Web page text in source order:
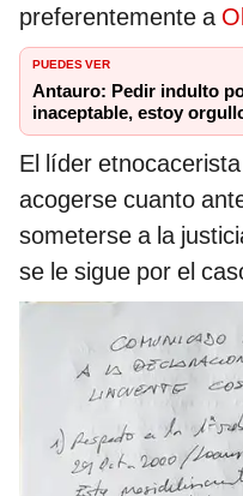
preferentemente a
PUEDES VER
Antauro: Pedir indulto
inaceptable, estoy
El líder
acogerse cuanto
someterse a la
se le sigue por el